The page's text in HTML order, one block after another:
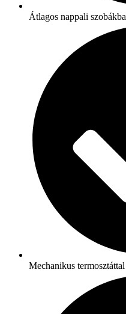
Átlagos nappali szobákba
Mechanikus termosztáttal